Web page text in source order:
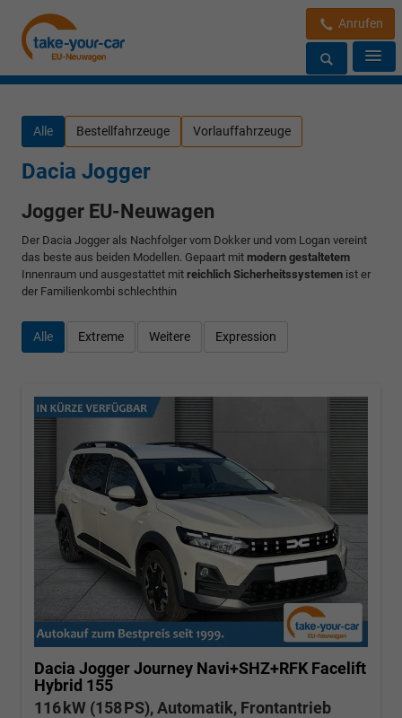
Anrufen
Alle Bestellfahrzeuge Vorlauffahrzeuge
Dacia Jogger
Jogger EU-Neuwagen
Der Dacia Jogger als Nachfolger vom Dokker und vom Logan vereint
das beste aus beiden Modellen. Gepaart mit modern gestaltetem
Innenraum und ausgestattet mit reichlich Sicherheitssystemen ist er
der Familienkombi schlechthin
Alle Extreme Weitere Expression
Dacia JoggerJourney Navi+SHZ+RFK Facelift
Hybrid 155
116 kW (158 PS), Automatik, Frontantrieb